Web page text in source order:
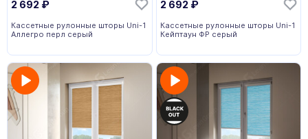
2 692 ₽
Кассетные рулонные шторы Uni-1
Аллегро перл серый
2 692 ₽
Кассетные рулонные шторы Uni-1
Кейптаун ФР серый